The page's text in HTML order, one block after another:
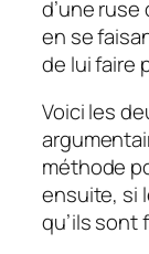
d’une
en se
de lui faire
Voici les
méthode
ensuite, si
qu’ils sont